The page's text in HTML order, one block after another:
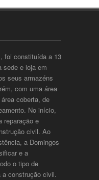
foi constituída a 13
sede e loja em
seus armazéns
com uma área
coberta, de
No início,
reparação e
civil. Ao
a Domingos
e a
o tipo de
a construção civil.